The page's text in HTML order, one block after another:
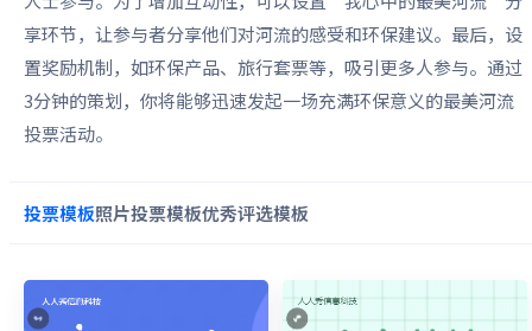
享环节，让参与者分享他们对河流的感受和环保建议。最后，设
置奖励机制，如环保产品、旅行套票等，吸引更多人参与。通过
3分钟的策划，你将能够迅速发起一场充满环保意义的最美河流
投票活动。
投票模板照片投票模板优秀评选模板